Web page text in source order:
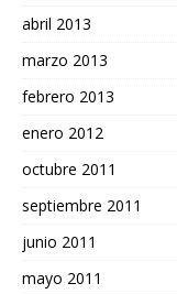
abril 2013
marzo 2013
febrero 2013
enero 2012
octubre 2011
septiembre 2011
junio 2011
mayo 2011